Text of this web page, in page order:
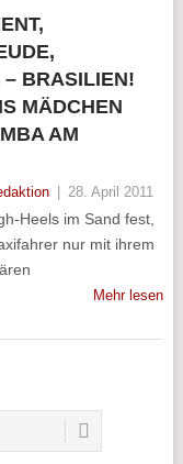
– BRASILIEN!
MÄDCHEN
AM
28. April 2011
Heels im Sand fest,
nur mit ihrem
Mehr lesen